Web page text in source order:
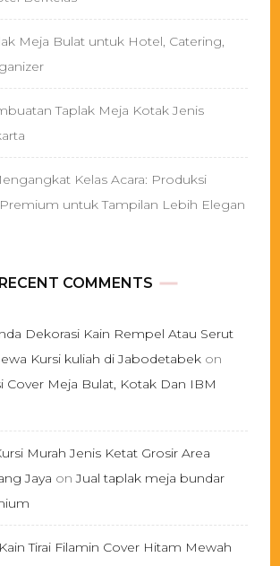
Meja Bulat untuk Hotel, Catering,
Taplak Meja Kotak Jenis
Kelas Acara: Produksi
untuk Tampilan Lebih Elegan
RECENT COMMENTS
Dekorasi Kain Rempel Atau Serut
Kursi kuliah di Jabodetabek on
Cover Meja Bulat, Kotak Dan IBM
Murah Jenis Ketat Grosir Area
Jaya onJual taplak meja bundar
Tirai Filamin Cover Hitam Mewah